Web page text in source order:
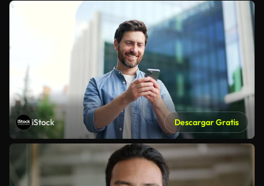
iStock Descargar Gratis